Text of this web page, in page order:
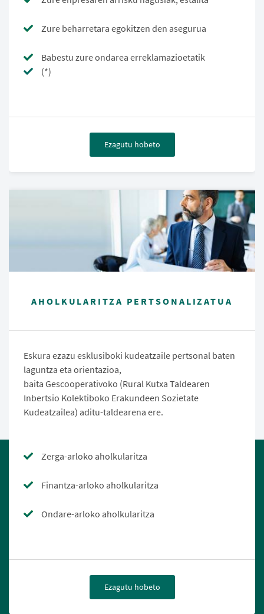
Zure beharretara egokitzen den asegurua
Babestu zure ondarea erreklamazioetatik
(*)
Ezagutu hobeto
AHOLKULARITZA PERTSONALIZATUA
Eskura ezazu esklusiboki kudeatzaile pertsonal baten
laguntza eta orientazioa,
baita Gescooperativoko (Rural Kutxa Taldearen
Inbertsio Kolektiboko Erakundeen Sozietate
Kudeatzailea) aditu-taldearena ere.
Zerga-arloko aholkularitza
Finantza-arloko aholkularitza
Ondare-arloko aholkularitza
Ezagutu hobeto